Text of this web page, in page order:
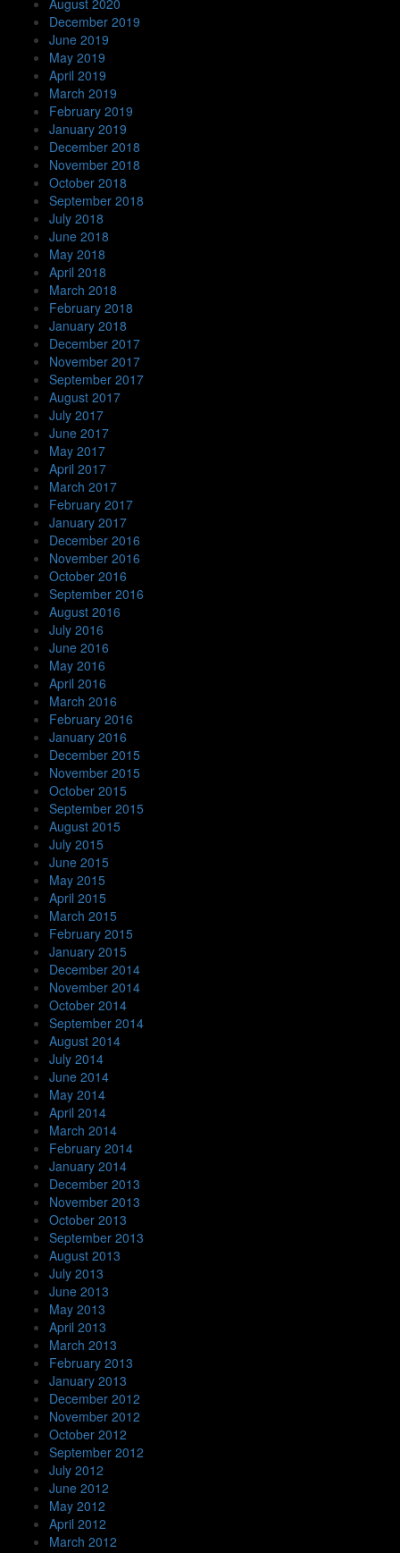
December 2019
June 2019
May 2019
April 2019
March 2019
February 2019
January 2019
December 2018
November 2018
October 2018
September 2018
July 2018
June 2018
May 2018
April 2018
March 2018
February 2018
January 2018
December 2017
November 2017
September 2017
August 2017
July 2017
June 2017
May 2017
April 2017
March 2017
February 2017
January 2017
December 2016
November 2016
October 2016
September 2016
August 2016
July 2016
June 2016
May 2016
April 2016
March 2016
February 2016
January 2016
December 2015
November 2015
October 2015
September 2015
August 2015
July 2015
June 2015
May 2015
April 2015
March 2015
February 2015
January 2015
December 2014
November 2014
October 2014
September 2014
August 2014
July 2014
June 2014
May 2014
April 2014
March 2014
February 2014
January 2014
December 2013
November 2013
October 2013
September 2013
August 2013
July 2013
June 2013
May 2013
April 2013
March 2013
February 2013
January 2013
December 2012
November 2012
October 2012
September 2012
July 2012
June 2012
May 2012
April 2012
March 2012